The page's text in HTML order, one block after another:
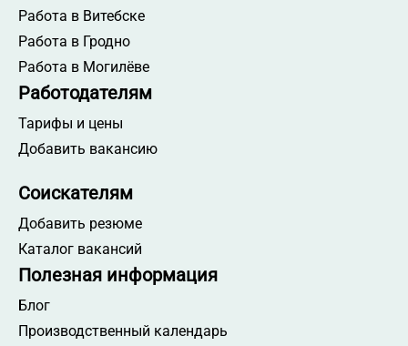
Работа в Витебске
Работа в Гродно
Работа в Могилёве
Работодателям
Тарифы и цены
Добавить вакансию
Соискателям
Добавить резюме
Каталог вакансий
Полезная информация
Блог
Производственный календарь